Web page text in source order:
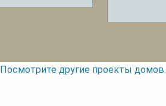
Посмотрите другие проекты домов.